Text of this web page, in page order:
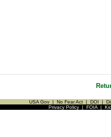
USA Gov | No Fear Act | DOI |
Privacy Policy| FOIA|